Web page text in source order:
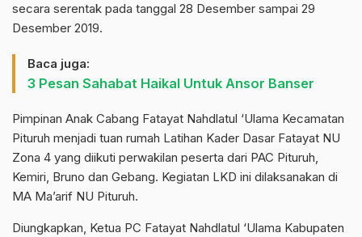
secara serentak pada tanggal 28 Desember sampai 29
Desember 2019.
Baca juga:
3 Pesan Sahabat Haikal Untuk Ansor Banser
Pimpinan Anak Cabang Fatayat Nahdlatul ‘Ulama Kecamatan
Pituruh menjadi tuan rumah Latihan Kader Dasar Fatayat NU
Zona 4 yang diikuti perwakilan peserta dari PAC Pituruh,
Kemiri, Bruno dan Gebang. Kegiatan LKD ini dilaksanakan di
MA Ma’arif NU Pituruh.
Diungkapkan, Ketua PC Fatayat Nahdlatul ‘Ulama Kabupaten